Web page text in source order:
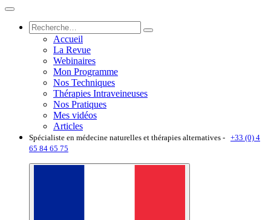
Accueil
La Revue
Webinaires
Mon Programme
Nos Techniques
Thérapies Intraveineuses
Nos Pratiques
Mes vidéos
Articles
Spécialiste en médecine naturelles et thérapies alternatives - +33 (0) 4
65 84 65 75